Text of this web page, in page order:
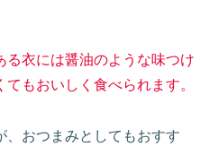
衣には醤油のような味つけ
もおいしく食べられます。
、おつまみとしてもおすす